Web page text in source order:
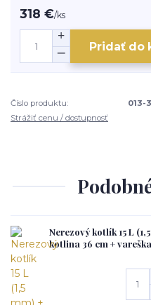
318 €/ks
Pridať do
Číslo produktu:
013-
Strážiť cenu / dostupnosť
Nerezový kotlík 15 L
kotlina 36 cm +